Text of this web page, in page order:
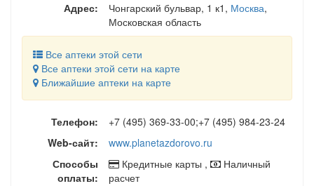
Адрес: Чонгарский бульвар, 1 к1 , Москва,
Московская область
Все аптеки этой сети
Все аптеки этой сети на карте
Ближайшие аптеки на карте
Телефон:
+7 (495) 369-33-00;+7 (495) 984-23-24
Web-сайт:
www.planetazdorovo.ru
Способы
оплаты:
Кредитные карты ,
Наличный
расчет